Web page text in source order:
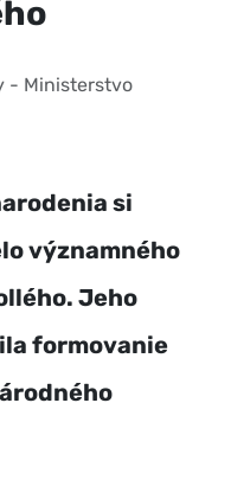
- Ministerstvo
si
významného
Jeho
formovanie